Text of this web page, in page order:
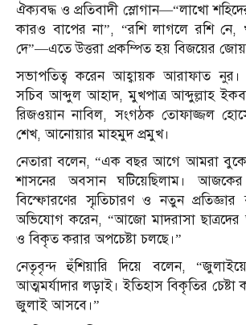
ঐক্যবদ্ধ ও প্রতিবাদী স্লোগান—“লাখো
কারও বাপের না”, “রশি লাগলে রশি নে,
দে”—এতে উত্তরা প্রকম্পিত হয় বিজয়ের
সভাপতিত্ব করেন আহ্বায়ক আরাফাত নুর।
সচিব আব্দুল আহাদ, মুখপাত্র আব্দুল্লাহ
রিজওয়ান নাবিল, সংগঠক তোফাজ্জল
শেখ, আনোয়ার মাহমুদ প্রমুখ।
নেতারা বলেন, “এক বছর আগে আমরা
শাসনের অবসান ঘটিয়েছিলাম।
বিস্ফোরণের স্মৃতিচারণ ও নতুন প্রতিজ্ঞার
অভিযোগ করেন, “আজো মাদরাসা ছাত্রদের
ও বিকৃত করার অপচেষ্টা চলছে।”
নেতৃবৃন্দ হুঁশিয়ারি দিয়ে বলেন,
আত্মমর্যাদার লড়াই। ইতিহাস বিকৃতির
জুলাই আসবে।”